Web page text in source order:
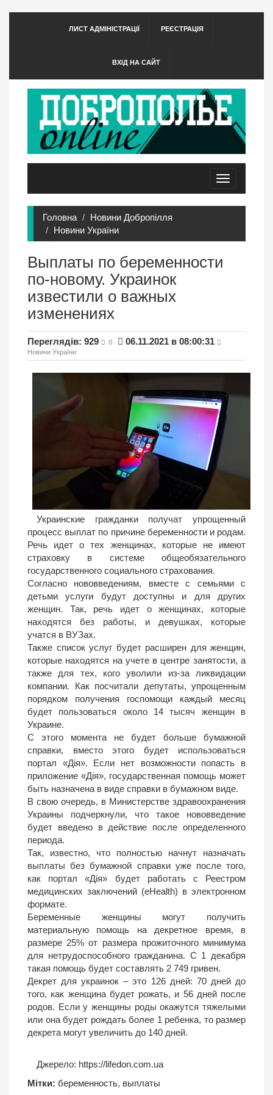
ЛИСТ АДМІНІСТРАЦІЇ РЕЄСТРАЦІЯ
ВХІД НА САЙТ
Toggle
navigation
Головна
Новини Добропілля
Новини України
Выплаты по беременности
по-новому. Украинок
известили о важных
изменениях
Переглядів: 929 0 06.11.2021 в 08:00:31
Новини України
Украинские гражданки получат упрощенный
процесс выплат по причине беременности и родам.
Речь идет о тех женщинах, которые не имеют
страховку в системе общеобязательного
государственного социального страхования.
Согласно нововведениям, вместе с семьями с
детьми услуги будут доступны и для других
женщин. Так, речь идет о женщинах, которые
находятся без работы, и девушках, которые
учатся в ВУЗах.
Также список услуг будет расширен для женщин,
которые находятся на учете в центре занятости, а
также для тех, кого уволили из-за ликвидации
компании. Как посчитали депутаты, упрощенным
порядком получения госпомощи каждый месяц
будет пользоваться около 14 тысяч женщин в
Украине.
С этого момента не будет больше бумажной
справки, вместо этого будет использоваться
портал «Дія». Если нет возможности попасть в
приложение «Дія», государственная помощь может
быть назначена в виде справки в бумажном виде.
В свою очередь, в Министерстве здравоохранения
Украины подчеркнули, что такое нововведение
будет введено в действие после определенного
периода.
Так, известно, что полностью начнут назначать
выплаты без бумажной справки уже после того,
как портал «Дія» будет работать с Реестром
медицинских заключений (eHealth) в электронном
формате.
Беременные женщины могут получить
материальную помощь на декретное время, в
размере 25% от размера прожиточного минимума
для нетрудоспособного гражданина. С 1 декабря
такая помощь будет составлять 2 749 гривен.
Декрет для украинок – это 126 дней: 70 дней до
того, как женщина будет рожать, и 56 дней после
родов. Если у женщины роды окажутся тяжелыми
или она будет рождать более 1 ребенка, то размер
декрета могут увеличить до 140 дней.
Джерело: https://lifedon.com.ua
Мітки: беременность, выплаты